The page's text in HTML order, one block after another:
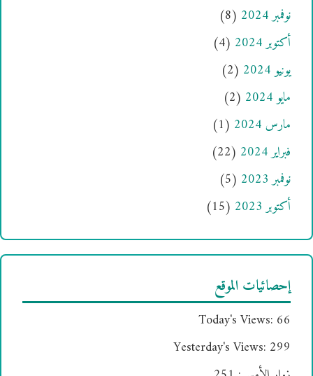
نوفمبر 2024
(8)
أكتوبر 2024
(4)
يونيو 2024
(2)
مايو 2024
(2)
مارس 2024
(1)
فبراير 2024
(22)
نوفمبر 2023
(5)
أكتوبر 2023
(15)
إحصائيات الموقع
Today's Views: 66
Yesterday's Views: 299